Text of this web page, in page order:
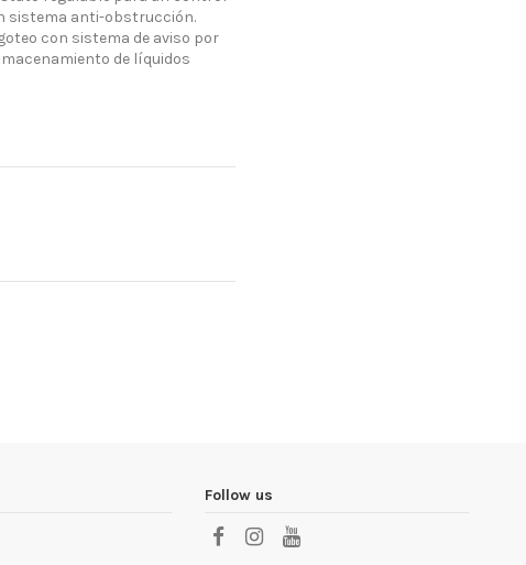
sistema anti-obstrucción.
con sistema de aviso por
de líquidos
Follow us